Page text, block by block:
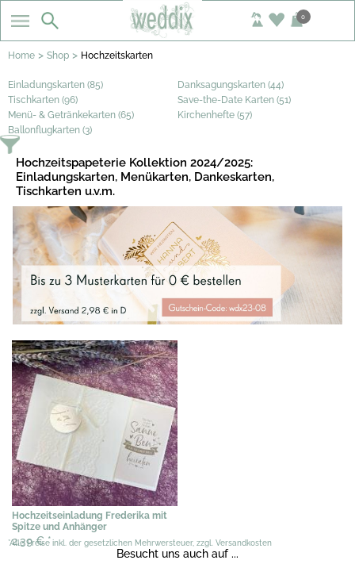
0
Home > Shop > Hochzeitskarten
Einladungskarten (85)
Danksagungskarten (44)
Tischkarten (96)
Save-the-Date Karten (51)
Menü- & Getränkekarten (65)
Kirchenhefte (57)
Ballonflugkarten (3)
Hochzeitspapeterie Kollektion 2024/2025:
Einladungskarten, Menükarten, Dankeskarten,
Tischkarten u.v.m.
Hochzeitseinladung Frederika mit
Spitze und Anhänger
2,39 €*
*Alle Preise inkl. der gesetzlichen Mehrwersteuer, zzgl. Versandkosten
Besucht uns auch auf ...